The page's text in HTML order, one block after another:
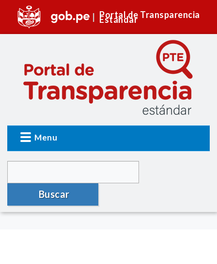
Portal de Transparencia
Estándar
Menu
Buscar